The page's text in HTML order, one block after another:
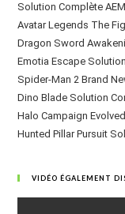
Solution Complète
Avatar Legends The
Dragon Sword
Emotia Escape
Spider-Man 2 Brand
Dino Blade Solution
Halo Campaign
Hunted Pillar Pursuit
VIDÉO ÉGALEMENT